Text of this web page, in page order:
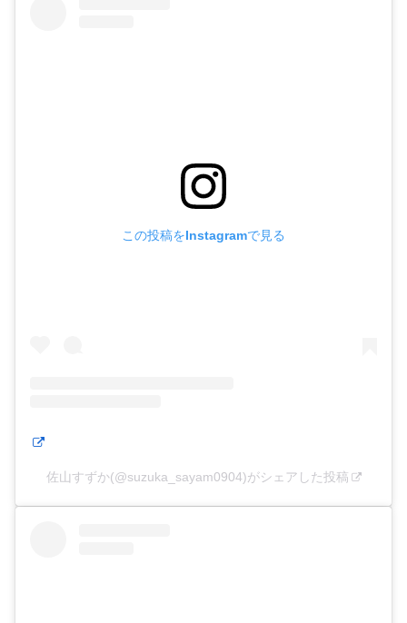
この投稿をInstagramで見る
佐山すずか(@suzuka_sayam0904)がシェアした投稿